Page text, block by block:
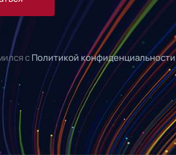
сПолитикой конфиденциальности